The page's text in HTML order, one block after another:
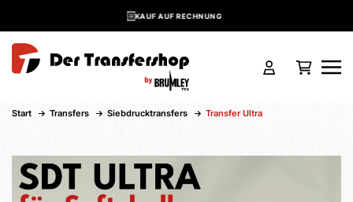
Skip to main content
KAUF AUF RECHNUNG
Start Transfers Siebdrucktransfers Transfer Ultra